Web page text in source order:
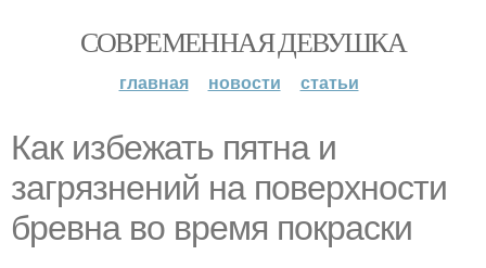
СОВРЕМЕННАЯ ДЕВУШКА
главная новости статьи
Как избежать пятна и
загрязнений на поверхности
бревна во время покраски